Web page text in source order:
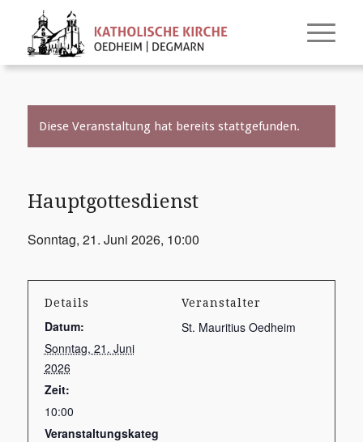
Diese Veranstaltung hat bereits stattgefunden.
Hauptgottesdienst
Sonntag, 21. Juni 2026, 10:00
Details
Datum:
Sonntag, 21. Juni
2026
Zeit:
10:00
Veranstaltungskateg
Veranstalter
St. Mauritius Oedheim